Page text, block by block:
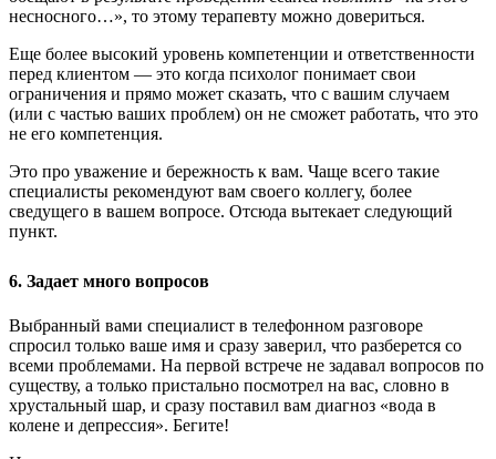
несносного…», то этому терапевту можно довериться.
Еще более высокий уровень компетенции и ответственности
перед клиентом — это когда психолог понимает свои
ограничения и прямо может сказать, что с вашим случаем
(или с частью ваших проблем) он не сможет работать, что это
не его компетенция.
Это про уважение и бережность к вам. Чаще всего такие
специалисты рекомендуют вам своего коллегу, более
сведущего в вашем вопросе. Отсюда вытекает следующий
пункт.
6. Задает много вопросов
Выбранный вами специалист в телефонном разговоре
спросил только ваше имя и сразу заверил, что разберется со
всеми проблемами. На первой встрече не задавал вопросов по
существу, а только пристально посмотрел на вас, словно в
хрустальный шар, и сразу поставил вам диагноз «вода в
колене и депрессия». Бегите!